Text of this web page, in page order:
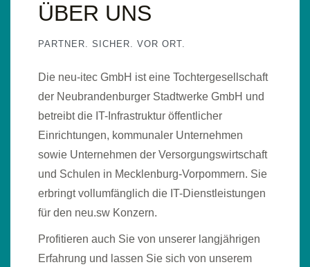
ÜBER UNS
PARTNER. SICHER. VOR ORT.
Die neu-itec GmbH ist eine Tochtergesellschaft
der Neubrandenburger Stadtwerke GmbH und
betreibt die IT-Infrastruktur öffentlicher
Einrichtungen, kommunaler Unternehmen
sowie Unternehmen der Versorgungswirtschaft
und Schulen in Mecklenburg-Vorpommern. Sie
erbringt vollumfänglich die IT-Dienstleistungen
für den neu.sw Konzern.
Profitieren auch Sie von unserer langjährigen
Erfahrung und lassen Sie sich von unserem